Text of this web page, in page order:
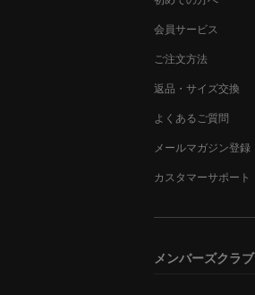
会員サービス
ご注文方法
返品・サイズ交換
よくあるご質問
メールマガジン登録
カスタマーサポート
メンバーズクラブ